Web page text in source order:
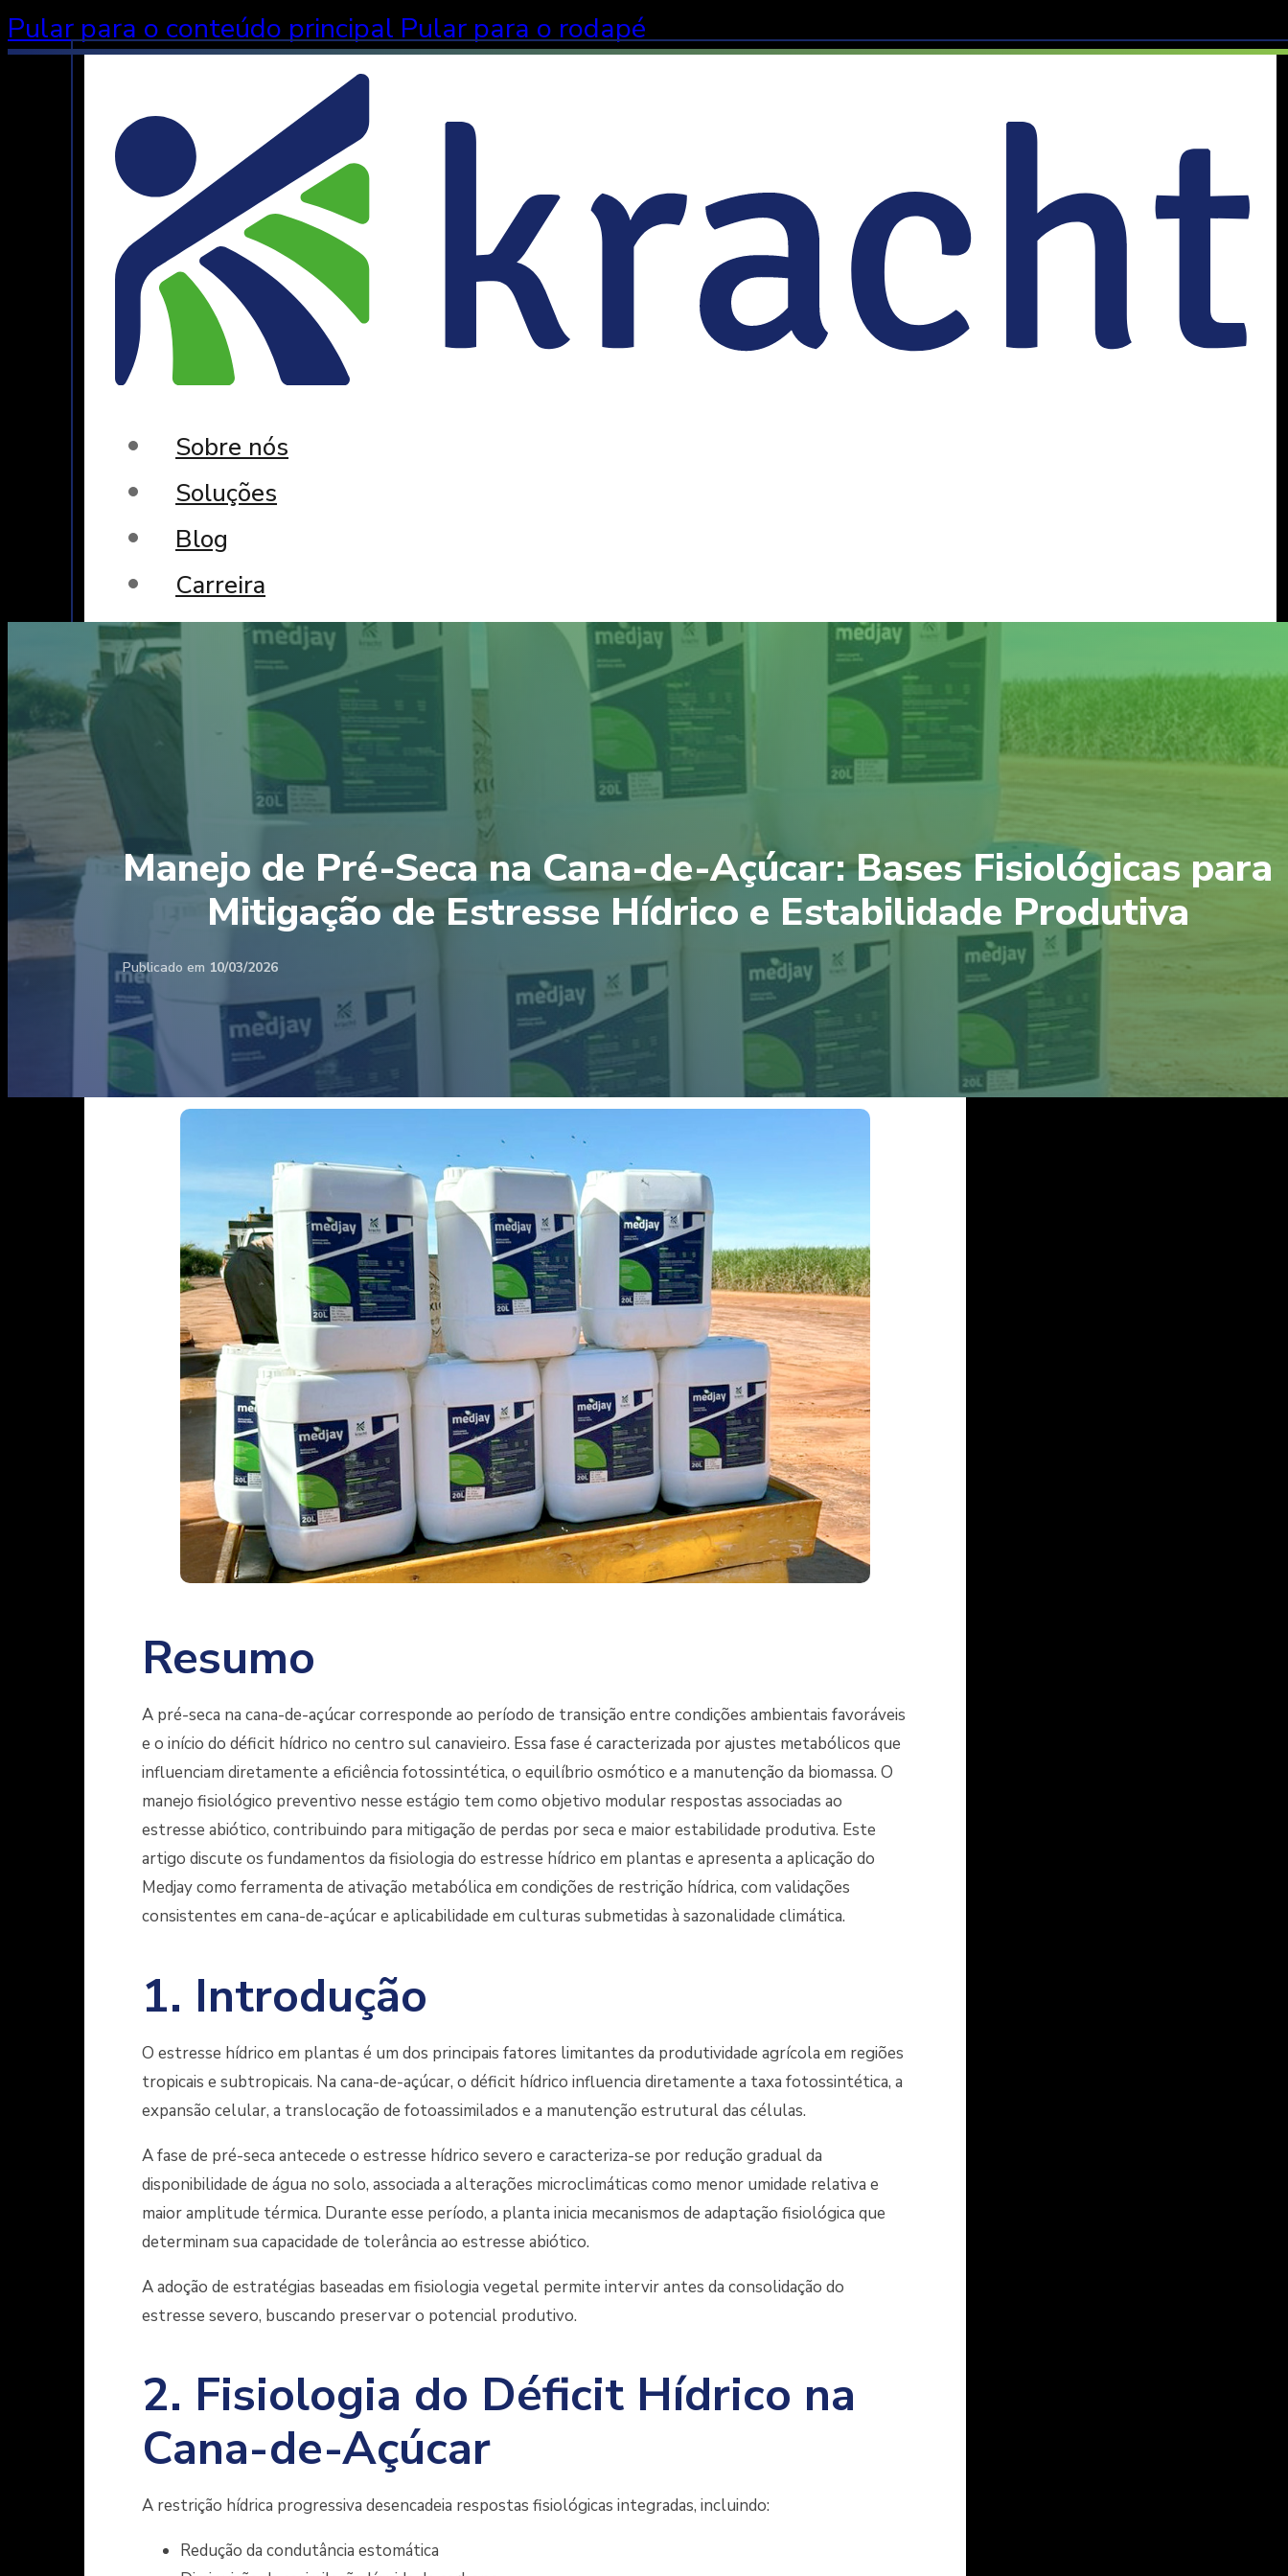
Pular para o conteúdo principal Pular para o rodapé
Sobre nós
Soluções
Blog
Carreira
Fale conosco
Manejo de Pré-Seca na Cana-de-Açúcar: Bases Fisiológicas para
Mitigação de Estresse Hídrico e Estabilidade Produtiva
Publicado em 10/03/2026
Resumo
A pré-seca na cana-de-açúcar corresponde ao período de transição entre condições ambientais favoráveis
e o início do déficit hídrico no centro sul canavieiro. Essa fase é caracterizada por ajustes metabólicos que
influenciam diretamente a eficiência fotossintética, o equilíbrio osmótico e a manutenção da biomassa. O
manejo fisiológico preventivo nesse estágio tem como objetivo modular respostas associadas ao
estresse abiótico, contribuindo para mitigação de perdas por seca e maior estabilidade produtiva. Este
artigo discute os fundamentos da fisiologia do estresse hídrico em plantas e apresenta a aplicação do
Medjay como ferramenta de ativação metabólica em condições de restrição hídrica, com validações
consistentes em cana-de-açúcar e aplicabilidade em culturas submetidas à sazonalidade climática.
1. Introdução
O estresse hídrico em plantas é um dos principais fatores limitantes da produtividade agrícola em regiões
tropicais e subtropicais. Na cana-de-açúcar, o déficit hídrico influencia diretamente a taxa fotossintética, a
expansão celular, a translocação de fotoassimilados e a manutenção estrutural das células.
A fase de pré-seca antecede o estresse hídrico severo e caracteriza-se por redução gradual da
disponibilidade de água no solo, associada a alterações microclimáticas como menor umidade relativa e
maior amplitude térmica. Durante esse período, a planta inicia mecanismos de adaptação fisiológica que
determinam sua capacidade de tolerância ao estresse abiótico.
A adoção de estratégias baseadas em fisiologia vegetal permite intervir antes da consolidação do
estresse severo, buscando preservar o potencial produtivo.
2. Fisiologia do Déficit Hídrico na
Cana-de-Açúcar
A restrição hídrica progressiva desencadeia respostas fisiológicas integradas, incluindo:
Redução da condutância estomática